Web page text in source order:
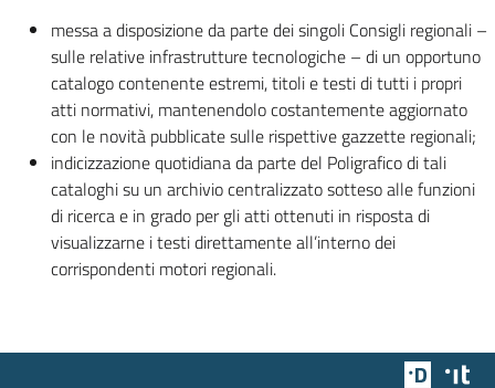
messa a disposizione da parte dei singoli Consigli regionali –
sulle relative infrastrutture tecnologiche – di un opportuno
catalogo contenente estremi, titoli e testi di tutti i propri
atti normativi, mantenendolo costantemente aggiornato
con le novità pubblicate sulle rispettive gazzette regionali;
indicizzazione quotidiana da parte del Poligrafico di tali
cataloghi su un archivio centralizzato sotteso alle funzioni
di ricerca e in grado per gli atti ottenuti in risposta di
visualizzarne i testi direttamente all’interno dei
corrispondenti motori regionali.
Team